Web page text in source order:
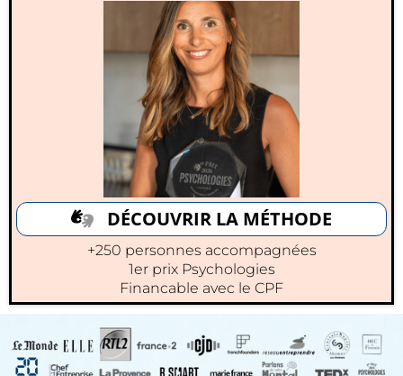
DÉCOUVRIR LA MÉTHODE
+250 personnes accompagnées
1er prix Psychologies
Financable avec le CPF